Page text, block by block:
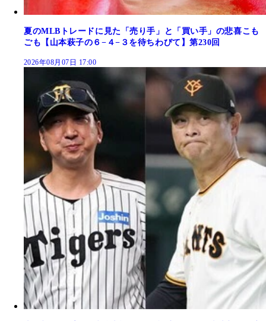
夏のMLBトレードに見た「売り手」と「買い手」の悲喜こも
ごも【山本萩子の６−４−３を待ちわびて】第230回
2026年08月07日 17:00